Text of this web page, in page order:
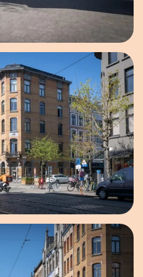
Open afbeelding in popup
Open afbeelding in popup